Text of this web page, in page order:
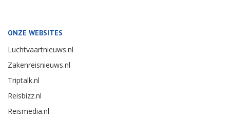
ONZE WEBSITES
Luchtvaartnieuws.nl
Zakenreisnieuws.nl
Triptalk.nl
Reisbizz.nl
Reismedia.nl